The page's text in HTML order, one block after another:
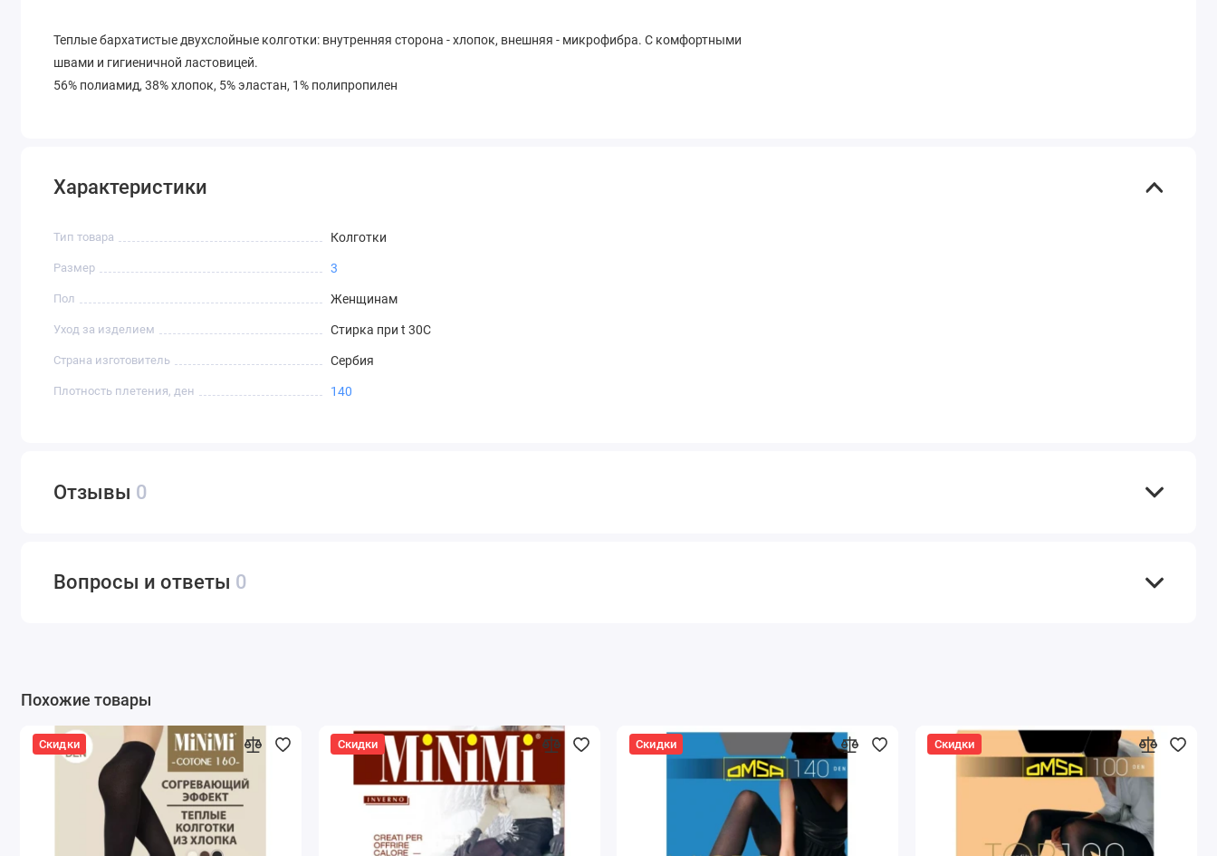
Теплые бархатистые двухслойные колготки: внутренняя сторона - хлопок, внешняя - микрофибра. С комфортными
швами и гигиеничной ластовицей.
56% полиамид, 38% хлопок, 5% эластан, 1% полипропилен
Характеристики
Тип товара Колготки
Размер 3
Пол Женщинам
Уход за изделием Стирка при t 30С
Страна изготовитель Сербия
Плотность плетения, ден 140
Отзывы 0
Вопросы и ответы 0
Похожие товары
Скидки Скидки Скидки Скидки